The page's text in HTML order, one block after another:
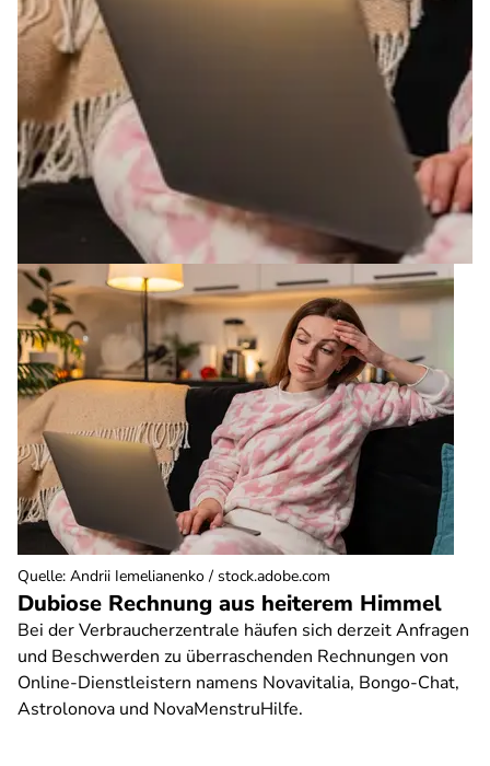
Dubiose Rechnung aus heiterem Himmel
Bei der Verbraucherzentrale häufen sich derzeit Anfragen
und Beschwerden zu überraschenden Rechnungen von
Online-Dienstleistern namens Novavitalia, Bongo-Chat,
Astrolonova und NovaMenstruHilfe.
Quelle: Andrii Iemelianenko / stock.adobe.com